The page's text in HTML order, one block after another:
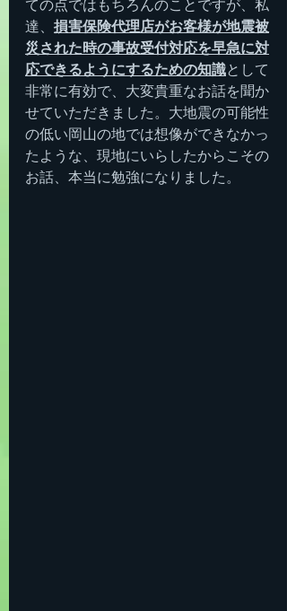
ての点ではもちろんのことですが、私
達、 損害保険代理店がお客様が地震被
災された時の事故受付対応を早急に対
応できるようにするための知識として
非常に有効で、大変貴重なお話を聞か
せていただきました。大地震の可能性
の低い岡山の地では想像ができなかっ
たような、現地にいらしたからこその
お話、本当に勉強になりました。